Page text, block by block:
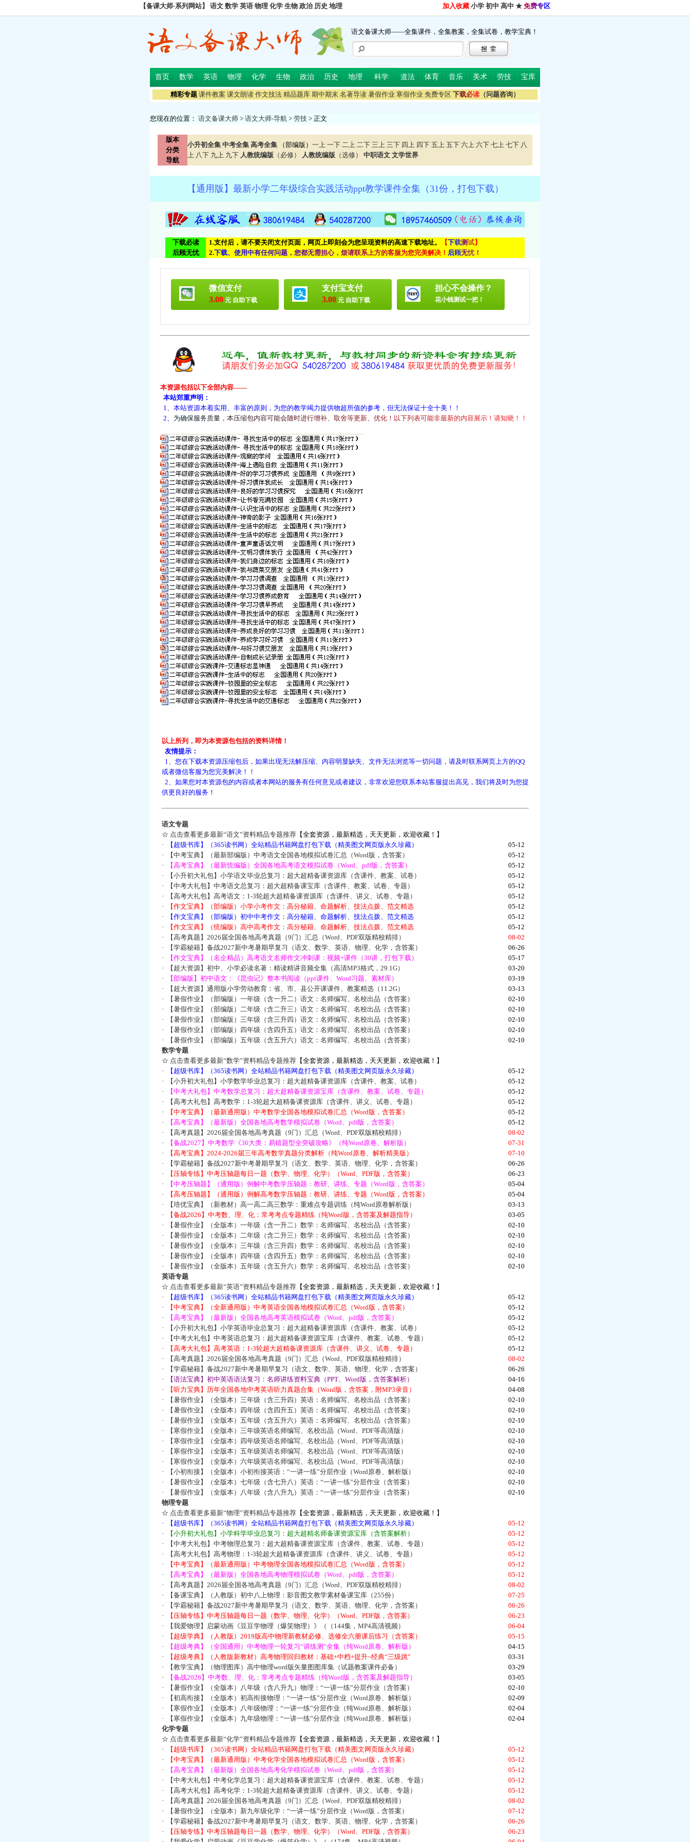
【备课大师-系列网站】 语文 数学 英语 物理 化学 生物 政治 历史 地理 加入收藏 小学 初中 高中 ★ 免费专区
语文备课大师——全集课件，全集教案，全集试卷，教学宝典！
首页 数学 英语 物理 化学 生物 政治 历史 地理 科学 道法 体育 音乐 美术 劳技 宝库
精彩专题 课件教案 课文朗读 作文技法 精品题库 期中期末 名著导读 暑假作业 寒假作业 免费专区 下载必读 （问题咨询）
您现在的位置： 语文备课大师 > 语文大师-导航 > 劳技 > 正文
版本
分类
导航
小升初全集 中考全集 高考全集 （部编版） 一上 一下 二上 二下 三上 三下 四上 四下 五上 五下 六上 六下 七上 七下 八
上 八下 九上 九下 人教统编版 （必修） 人教统编版 （选修） 中职语文 文学世界
【通用版】最新小学二年级综合实践活动ppt教学课件全集（31份，打包下载）
下载必读
后顾无忧
1.支付后，请不要关闭支付页面，网页上即刻会为您呈现资料的高速下载地址。 【下载测试】
2.下载、 使用中有任何问题 ， 您都无需担心， 烦请联系上方的客服为您完美解决 ！ 后顾无忧！
微信支付
3.00 元 自助下载
支付宝支付
3.00 元 自助下载
担心不会操作？
花小钱测试一把！
本资源包括以下全部内容——
本站郑重声明：
1、本站资源本着实用、丰富的原则，为您的教学竭力提供物超所值的参考，但无法保证十全十美！！
2、 为确保服务质量 ， 本压缩包内容可能会随时进行增补、 取舍等更新、 优化 ！ 以下列 表可能非最新的内容展示 ！ 请知晓 ！ ！
以上所列，即为本资源包包括的资料详情！
友情提示：
1、您在下载本资源压缩包后，如果出现无法解压缩、内容明显缺失、文件无法浏览等一切问题，请及时联系网页上方的QQ
或者微信客服为您完美解决！！
2、如果您对本资源包的内容或者本网站的服务有任何意见或者建议，非常欢迎您联系本站客服提出高见，我们将及时为您提
供更良好的服务！
语文专题
☆ 点击查看更多最新“语文”资料精品专题推荐【全套资源，最新精选，天天更新，欢迎收藏！】
·
【超级书库】（365读书网）全站精品书籍网盘打包下载（精美图文网页版永久珍藏）
05-12
·
【中考宝典】（最新部编版）中考语文全国各地模拟试卷汇总（Word版，含答案）
05-12
·
【高考宝典】（最新统编版）全国各地高考语文模拟试卷（Word、pdf版，含答案）
05-12
·
【小升初大礼包】小学语文毕业总复习：超大超精备课资源库（含课件、教案、试卷）
05-12
·
【中考大礼包】中考语文总复习：超大超精备课宝库（含课件、教案、试卷、专题）
05-12
·
【高考大礼包】高考语文：1-3轮超大超精备课资源库（含课件、讲义、试卷、专题）
05-12
·
【作文宝典】（部编版）小学小考作文：高分秘籍、命题解析、技法点拨、范文精选
05-12
·
【作文宝典】（部编版）初中中考作文：高分秘籍、命题解析、技法点拨、范文精选
05-12
·
【作文宝典】（统编版）高中高考作文：高分秘籍、命题解析、技法点拨、范文精选
05-12
·
【高考真题】2026届全国各地高考真题（9门）汇总（Word、PDF双版精校精排）
08-02
·
【学霸秘籍】备战2027新中考暑期早复习（语文、数学、英语、物理、化学，含答案）
06-26
·
【作文宝典】（名企精品）高考语文名师作文冲刺课：视频+课件（30讲，打包下载）
05-17
·
【超大资源】初中、小学必读名著：精读精讲音频全集（高清MP3格式，29.1G）
03-20
·
【部编版】初中语文：《昆虫记》整本书阅读（ppt课件、Word习题、素材库）
03-19
·
【超大资源】通用版小学劳动教育：省、市、县公开课课件、教案精选（11.2G）
03-13
·
【暑假作业】（部编版）一年级（含一升二）语文：名师编写、名校出品（含答案）
02-10
·
【暑假作业】（部编版）二年级（含二升三）语文：名师编写、名校出品（含答案）
02-10
·
【暑假作业】（部编版）三年级（含三升四）语文：名师编写、名校出品（含答案）
02-10
·
【暑假作业】（部编版）四年级（含四升五）语文：名师编写、名校出品（含答案）
02-10
·
【暑假作业】（部编版）五年级（含五升六）语文：名师编写、名校出品（含答案）
02-10
数学专题
☆ 点击查看更多最新“数学”资料精品专题推荐【全套资源，最新精选，天天更新，欢迎收藏！】
·
【超级书库】（365读书网）全站精品书籍网盘打包下载（精美图文网页版永久珍藏）
05-12
·
【小升初大礼包】小学数学毕业总复习：超大超精备课资源库（含课件、教案、试卷）
05-12
·
【中考大礼包】中考数学总复习：超大超精备课资源宝库（含课件、教案、试卷、专题）
05-12
·
【高考大礼包】高考数学：1-3轮超大超精备课资源库（含课件、讲义、试卷、专题）
05-12
·
【中考宝典】（最新通用版）中考数学全国各地模拟试卷汇总（Word版，含答案）
05-12
·
【高考宝典】（最新版）全国各地高考数学模拟试卷（Word、pdf版，含答案）
05-12
·
【高考真题】2026届全国各地高考真题（9门）汇总（Word、PDF双版精校精排）
08-02
·
【备战2027】中考数学《36大类：易错题型全突破攻略》（纯Word原卷、解析版）
07-31
·
【高考宝典】2024-2026届三年高考数学真题分类解析（纯Word原卷、解析精美版）
07-10
·
【学霸秘籍】备战2027新中考暑期早复习（语文、数学、英语、物理、化学，含答案）
06-26
·
【压轴专练】中考压轴题每日一题（数学、物理、化学）（Word、PDF版，含答案）
06-23
·
【中考压轴题】（通用版）例解中考数学压轴题：教研、讲练、专题（Word版，含答案）
05-04
·
【高考压轴题】（通用版）例解高考数学压轴题：教研、讲练、专题（Word版，含答案）
05-04
·
【培优宝典】（新教材）高一高二高三数学：重难点专题训练（纯Word原卷解析版）
03-13
·
【备战2026】中考数、理、化：常考考点专题精练（纯Word版，含答案及解题指导）
03-05
·
【暑假作业】（全版本）一年级（含一升二）数学：名师编写、名校出品（含答案）
02-10
·
【暑假作业】（全版本）二年级（含二升三）数学：名师编写、名校出品（含答案）
02-10
·
【暑假作业】（全版本）三年级（含三升四）数学：名师编写、名校出品（含答案）
02-10
·
【暑假作业】（全版本）四年级（含四升五）数学：名师编写、名校出品（含答案）
02-10
·
【暑假作业】（全版本）五年级（含五升六）数学：名师编写、名校出品（含答案）
02-10
英语专题
☆ 点击查看更多最新“英语”资料精品专题推荐【全套资源，最新精选，天天更新，欢迎收藏！】
·
【超级书库】（365读书网）全站精品书籍网盘打包下载（精美图文网页版永久珍藏）
05-12
·
【中考宝典】（全新通用版）中考英语全国各地模拟试卷汇总（Word版，含答案）
05-12
·
【高考宝典】（最新版）全国各地高考英语模拟试卷（Word、pdf版，含答案）
05-12
·
【小升初大礼包】小学英语毕业总复习：超大超精备课资源库（含课件、教案、试卷）
05-12
·
【中考大礼包】中考英语总复习：超大超精备课资源宝库（含课件、教案、试卷、专题）
05-12
·
【高考大礼包】高考英语：1-3轮超大超精备课资源库（含课件、讲义、试卷、专题）
05-12
·
【高考真题】2026届全国各地高考真题（9门）汇总（Word、PDF双版精校精排）
08-02
·
【学霸秘籍】备战2027新中考暑期早复习（语文、数学、英语、物理、化学，含答案）
06-26
·
【语法宝典】初中英语语法复习：名师讲练资料宝典（PPT、Word版，含答案解析）
04-16
·
【听力宝典】历年全国各地中考英语听力真题合集（Word版，含答案，附MP3录音）
04-08
·
【暑假作业】（全版本）三年级（含三升四）英语：名师编写、名校出品（含答案）
02-10
·
【暑假作业】（全版本）四年级（含四升五）英语：名师编写、名校出品（含答案）
02-10
·
【暑假作业】（全版本）五年级（含五升六）英语：名师编写、名校出品（含答案）
02-10
·
【寒假作业】（全版本）三年级英语名师编写、名校出品（Word、PDF等高清版）
02-10
·
【寒假作业】（全版本）四年级英语名师编写、名校出品（Word、PDF等高清版）
02-10
·
【寒假作业】（全版本）五年级英语名师编写、名校出品（Word、PDF等高清版）
02-10
·
【寒假作业】（全版本）六年级英语名师编写、名校出品（Word、PDF等高清版）
02-10
·
【小初衔接】（全版本）小初衔接英语：“一讲一练”分层作业（Word原卷、解析版）
02-10
·
【暑假作业】（全版本）七年级（含七升八）英语：“一讲一练”分层作业（含答案）
02-10
·
【暑假作业】（全版本）八年级（含八升九）英语：“一讲一练”分层作业（含答案）
02-10
物理专题
☆ 点击查看更多最新“物理”资料精品专题推荐【全套资源，最新精选，天天更新，欢迎收藏！】
·
【超级书库】（365读书网）全站精品书籍网盘打包下载（精美图文网页版永久珍藏）
05-12
·
【小升初大礼包】小学科学毕业总复习：超大超精名师备课资源宝库（含答案解析）
05-12
·
【中考大礼包】中考物理总复习：超大超精备课资源宝库（含课件、教案、试卷、专题）
05-12
·
【高考大礼包】高考物理：1-3轮超大超精备课资源库（含课件、讲义、试卷、专题）
05-12
·
【中考宝典】（最新通用版）中考物理全国各地模拟试卷汇总（Word版，含答案）
05-12
·
【高考宝典】（最新版）全国各地高考物理模拟试卷（Word、pdf版，含答案）
05-12
·
【高考真题】2026届全国各地高考真题（9门）汇总（Word、PDF双版精校精排）
08-02
·
【备课宝典】（人教版）初中八上物理：影音图文教学素材备课宝库（255份）
07-25
·
【学霸秘籍】备战2027新中考暑期早复习（语文、数学、英语、物理、化学，含答案）
06-26
·
【压轴专练】中考压轴题每日一题（数学、物理、化学）（Word、PDF版，含答案）
06-23
·
【我爱物理】启蒙动画《豆豆学物理（爆笑物理）》（（144集，MP4高清视频）
06-04
·
【超级学典】（人教版）2019版高中物理新教材必修、选修全六册课后练习（含答案）
05-15
·
【超级考典】（全国通用）中考物理一轮复习“讲练测”全集（纯Word原卷、解析版）
04-15
·
【超级考典】（人教版新教材）高考物理回归教材：基础+中档+提升~经典“三级跳”
03-31
·
【教学宝典】（物理图库）高中物理word版矢量图图库集（试题教案课件必备）
03-29
·
【备战2026】中考数、理、化：常考考点专题精练（纯Word版，含答案及解题指导）
03-05
·
【暑假作业】（全版本）八年级（含八升九）物理：“一讲一练”分层作业（含答案）
02-10
·
【初高衔接】（全版本）初高衔接物理：“一讲一练”分层作业（Word原卷、解析版）
02-09
·
【寒假作业】（全版本）八年级物理：“一讲一练”分层作业（纯Word原卷、解析版）
02-04
·
【寒假作业】（全版本）九年级物理：“一讲一练”分层作业（纯Word原卷、解析版）
02-04
化学专题
☆ 点击查看更多最新“化学”资料精品专题推荐【全套资源，最新精选，天天更新，欢迎收藏！】
·
【超级书库】（365读书网）全站精品书籍网盘打包下载（精美图文网页版永久珍藏）
05-12
·
【中考宝典】（最新通用版）中考化学全国各地模拟试卷汇总（Word版，含答案）
05-12
·
【高考宝典】（最新版）全国各地高考化学模拟试卷（Word、pdf版，含答案）
05-12
·
【中考大礼包】中考化学总复习：超大超精备课资源宝库（含课件、教案、试卷、专题）
05-12
·
【高考大礼包】高考化学：1-3轮超大超精备课资源库（含课件、讲义、试卷、专题）
05-12
·
【高考真题】2026届全国各地高考真题（9门）汇总（Word、PDF双版精校精排）
08-02
·
【暑假作业】（全版本）新九年级化学：“一讲一练”分层作业（Word版，含答案）
07-12
·
【学霸秘籍】备战2027新中考暑期早复习（语文、数学、英语、物理、化学，含答案）
06-26
·
【压轴专练】中考压轴题每日一题（数学、物理、化学）（Word、PDF版，含答案）
06-23